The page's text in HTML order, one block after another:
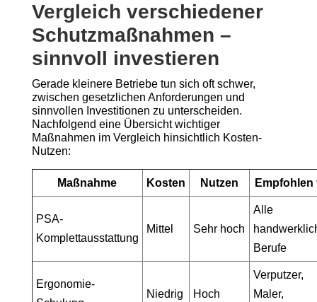
Vergleich verschiedener
Schutzmaßnahmen –
sinnvoll investieren
Gerade kleinere Betriebe tun sich oft schwer,
zwischen gesetzlichen Anforderungen und
sinnvollen Investitionen zu unterscheiden.
Nachfolgend eine Übersicht wichtiger
Maßnahmen im Vergleich hinsichtlich Kosten-
Nutzen:
Maßnahme Kosten Nutzen Empfohlen
PSA-
Komplettausstattung
Mittel Sehr hoch
Alle
Berufe
Ergonomie-
Niedrig Hoch
Verputzer,
Maler,